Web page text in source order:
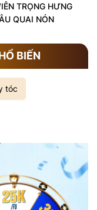
TRỌNG HƯNG
QUAI NÓN
BIẾN
tóc